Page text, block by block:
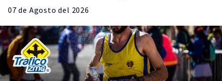
07 de Agosto del 2026